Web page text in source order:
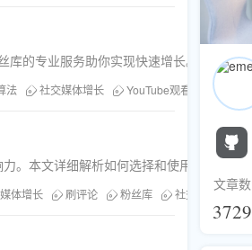
的专业服务助你实现快速增长。
法 社交媒体增长 YouTube观看量
。本文详细解析如何选择和使用增长服务。
体增长 刷评论 粉丝库 社交媒体服务
文章数
3729